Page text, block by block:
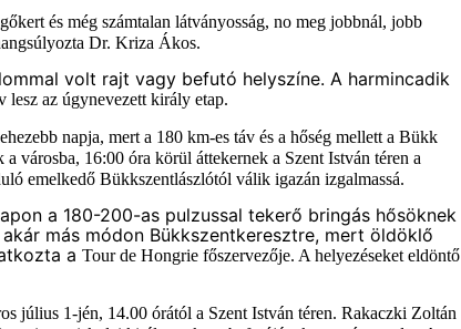
és még számtalan látványosság, no meg jobbnál, jobb
Dr. Kriza Ákos.
volt rajt vagy befutó helyszíne. A harmincadik
lesz az úgynevezett király etap.
napja, mert a 180 km-es táv és a hőség mellett a Bükk
városba, 16:00 óra körül áttekernek a Szent István téren a
emelkedő Bükkszentlászlótól válik igazán izgalmassá.
a 180-200-as pulzussal tekerő bringás hősöknek
más módon Bükkszentkeresztre, mert öldöklő
a Tour de Hongrie főszervezője. A helyezéseket eldöntő
július 1-jén, 14.00 órától a Szent István téren. Rakaczki Zoltán